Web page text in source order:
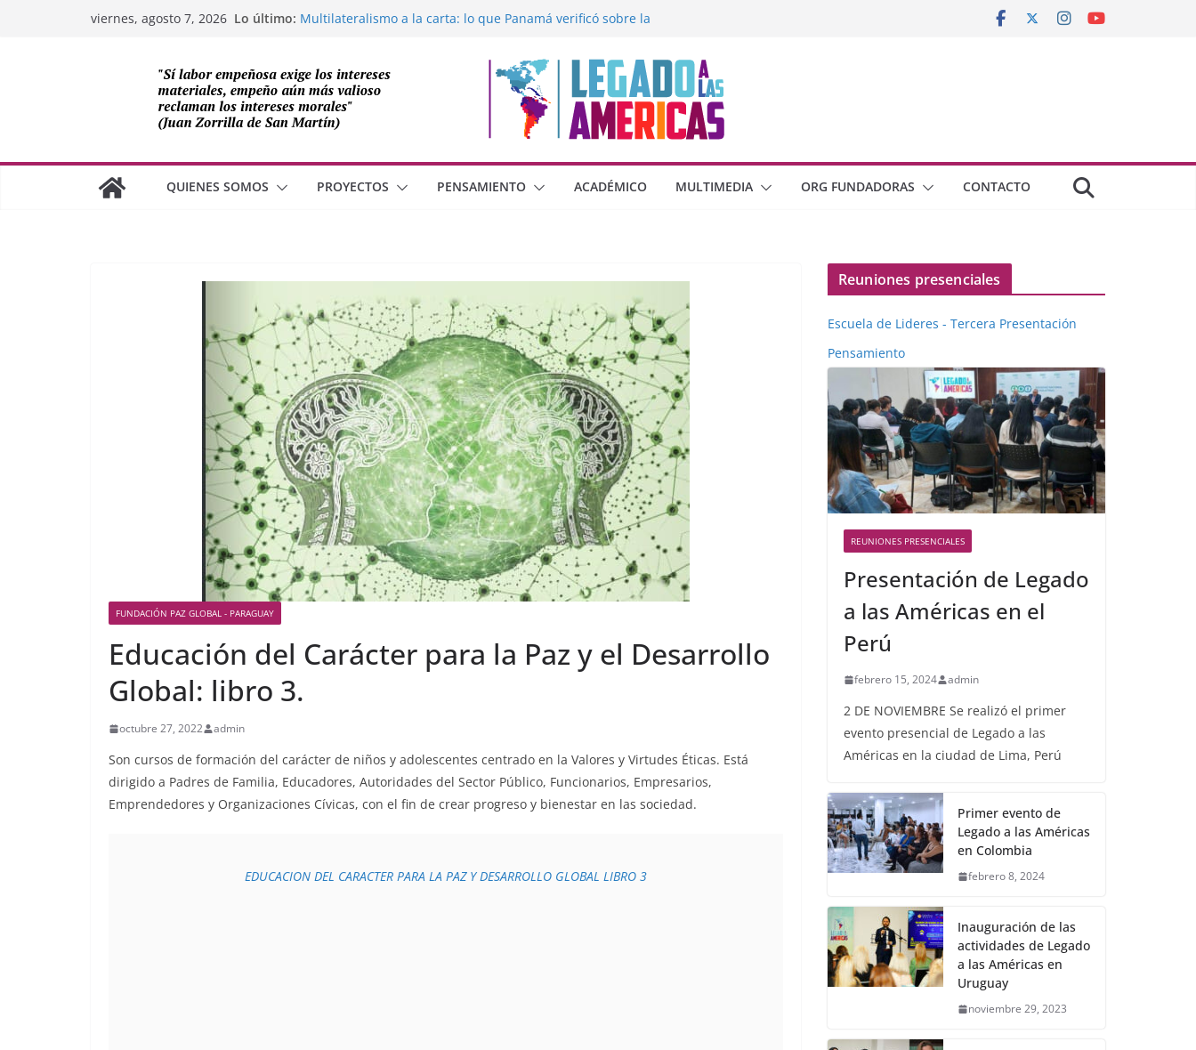
viernes, agosto 7, 2026 Lo último: Multilateralismo a la carta: lo que Panamá verificó sobre la
Cuba
Los avances de México frente al crimen organizado y la
cooperación soberana con Estados Unidos
Adam Smith y la moral cristiana
¿Dos economías o dos dimensiones humanas?
QUIENES SOMOS PROYECTOS PENSAMIENTO ACADÉMICO MULTIMEDIA ORG FUNDADORAS CONTACTO
FUNDACIÓN PAZ GLOBAL - PARAGUAY
Educación del Carácter para la Paz y el Desarrollo
Global: libro 3.
octubre 27, 2022 admin
Son cursos de formación del carácter de niños y adolescentes centrado en la Valores y Virtudes Éticas. Está
dirigido a Padres de Familia, Educadores, Autoridades del Sector Público, Funcionarios, Empresarios,
Emprendedores y Organizaciones Cívicas, con el fin de crear progreso y bienestar en las sociedad.
EDUCACION DEL CARACTER PARA LA PAZ Y DESARROLLO GLOBAL LIBRO 3
Reuniones presenciales
Escuela de Lideres - Tercera Presentación
Pensamiento
REUNIONES PRESENCIALES
Presentación de Legado
a las Américas en el
Perú
febrero 15, 2024 admin
2 DE NOVIEMBRE Se realizó el primer
evento presencial de Legado a las
Américas en la ciudad de Lima, Perú
Primer evento de
Legado a las Américas
en Colombia
febrero 8, 2024
Inauguración de las
actividades de Legado
a las Américas en
Uruguay
noviembre 29, 2023